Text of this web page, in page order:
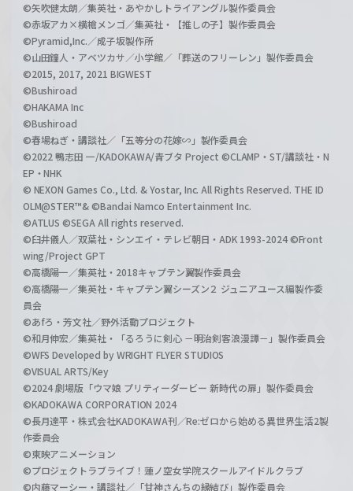
©矢吹健太朗／集英社・あやかしトライアングル製作委員会
©赤坂アカ×横槍メンゴ／集英社・【推しの子】製作委員会
©Pyramid,Inc.／成子坂製作所
©山田鐘人・アベツカサ／小学館／「葬送のフリーレン」製作委員会
©2015, 2017, 2021 BIGWEST
©Bushiroad
©HAKAMA Inc
©Bushiroad
©春場ねぎ・講談社／「五等分の花嫁∽」製作委員会
©2022 鴨志田 一/KADOKAWA/青ブタ Project ©CLAMP・ST/講談社・N
EP・NHK
© NEXON Games Co., Ltd. & Yostar, Inc. All Rights Reserved. THE ID
OLM@STER™& ©Bandai Namco Entertainment Inc.
©ATLUS ©SEGA All rights reserved.
©臼井儀人／双葉社・シンエイ・テレビ朝日・ADK 1993-2024 ©Front
wing/Project GPT
©高橋陽一／集英社・2018キャプテン翼製作委員会
©高橋陽一／集英社・キャプテン翼シーズン２ ジュニアユース編製作委
員会
©あfろ・芳文社／野外活動プロジェクト
©和月伸宏／集英社・「るろうに剣心 －明治剣客浪漫譚－」製作委員会
©WFS Developed by WRIGHT FLYER STUDIOS
©VISUAL ARTS/Key
©2024 劇場版「ウマ娘 プリティーダービー 新時代の扉」製作委員会
©KADOKAWA CORPORATION 2024
©長月達平・株式会社KADOKAWA刊／Re:ゼロから始める異世界生活2製
作委員会
©東映アニメーション
©プロジェクトラブライブ！蓮ノ空女学院スクールアイドルクラブ
©内藤マーシー・講談社／「甘神さんちの縁結び」製作委員会